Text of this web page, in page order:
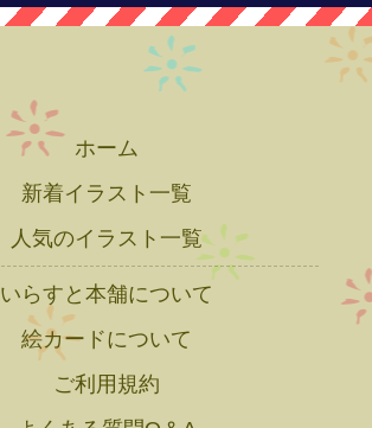
ホーム
新着イラスト一覧
人気のイラスト一覧
いらすと本舗について
絵カードについて
ご利用規約